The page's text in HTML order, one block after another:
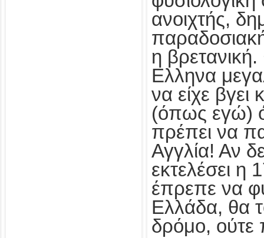
ανοιχτής,
η
Ελληνα
να είχε βγει
(όπως εγώ)
πρέπει να
Αγγλία! Αν
εκτελέσει
έπρεπε να
Ελλάδα, θα
δρόμο, ούτε